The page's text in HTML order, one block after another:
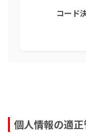
コード
個人情報の適